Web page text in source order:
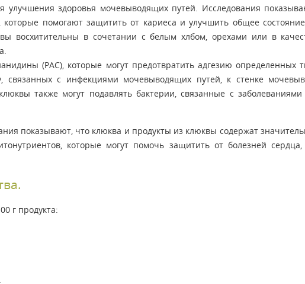
улучшения здоровья мочевыводящих путей. Исследования
которые помогают защитить от кариеса и улучшить общее
восхитительны в сочетании с белым хлбом, орехами или в
(PAC), которые могут предотвратить адгезию определенных
связанных с инфекциями мочевыводящих путей, к стенке
также могут подавлять бактерии, связанные с
показывают, что клюква и продукты из клюквы содержат
которые могут помочь защитить от болезней
г продукта: